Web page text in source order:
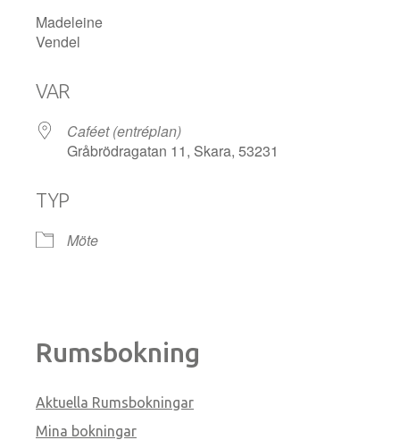
Madeleine
Vendel
VAR
Caféet (entréplan)
Gråbrödragatan 11, Skara, 53231
TYP
Möte
Rumsbokning
Aktuella Rumsbokningar
Mina bokningar